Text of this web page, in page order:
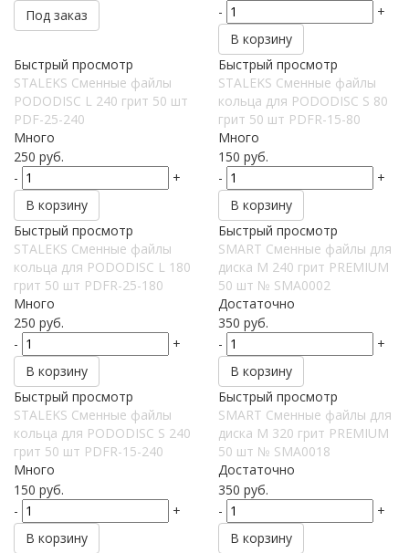
Под заказ
-
+
В корзину
Быстрый просмотр
STALEKS Сменные файлы
PODODISC L 240 грит 50 шт
PDF-25-240
Много
250 руб.
-
+
В корзину
Быстрый просмотр
STALEKS Сменные файлы
кольца для PODODISC S 80
грит 50 шт PDFR-15-80
Много
150 руб.
-
+
В корзину
Быстрый просмотр
STALEKS Сменные файлы
кольца для PODODISC L 180
грит 50 шт PDFR-25-180
Много
250 руб.
-
+
В корзину
Быстрый просмотр
SMART Сменные файлы для
диска M 240 грит PREMIUM
50 шт № SMA0002
Достаточно
350 руб.
-
+
В корзину
Быстрый просмотр
STALEKS Сменные файлы
кольца для PODODISC S 240
грит 50 шт PDFR-15-240
Много
150 руб.
-
+
В корзину
Быстрый просмотр
SMART Сменные файлы для
диска M 320 грит PREMIUM
50 шт № SMA0018
Достаточно
350 руб.
-
+
В корзину